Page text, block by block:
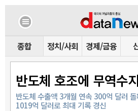
종합 정치/사회 경제/금융
반도체 호조에 무역수
반도체 수출액 3개월 연속 300억 달러
1019억 달러로 최대 기록 경신